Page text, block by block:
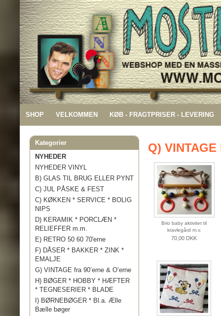
SHOP VELKOMMEN KØB - FRAGTPRISER - LEVERING
Kategorier
NYHEDER
NYHEDER VINYL
B) GLAS TIL BRUG ELLER PYNT
C) JUL PÅSKE & FEST
C) KØKKEN * SERVICE * BOLIG
NIPS
D) KERAMIK * PORCLÆN *
RELIEFFER m.m.
E) RETRO 50 60 70'erne
F) DÅSER * BAKKER * ZINK *
EMALJE
G) VINTAGE fra 90’erne & O’erne
H) BØGER * HOBBY * HÆFTER
* TEGNESERIER * BLADE
I) BØRNEBØGER * Bl.a. Ælle
Bælle bøger
Q)
Brio baby aktivitet til
kravlegård m.v.
70,00 DKK